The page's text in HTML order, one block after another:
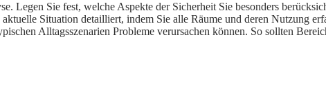
Legen Sie fest, welche Aspekte der Sicherheit Sie besonders
Situation detailliert, indem Sie alle Räume und deren Nutzung
Alltagsszenarien Probleme verursachen können. So sollten